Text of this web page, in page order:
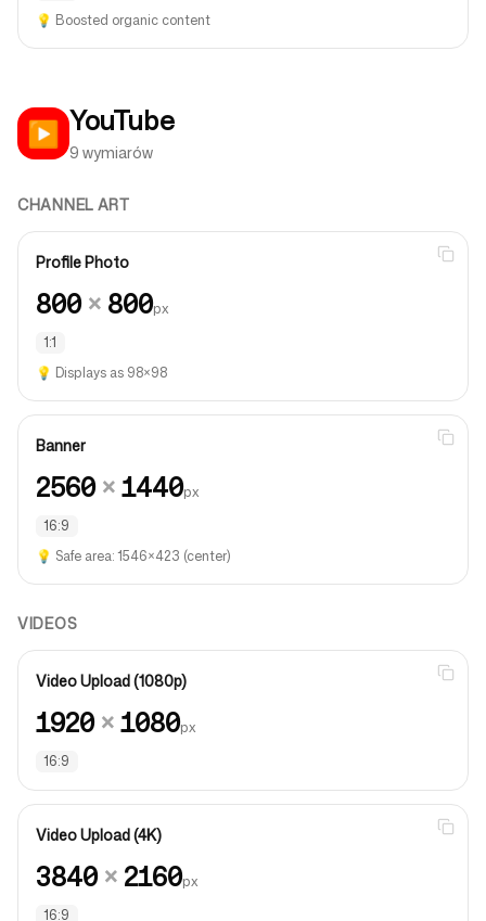
💡 Boosted organic content
▶️ YouTube
9 wymiarów
CHANNEL ART
Profile Photo
800× 800px
1:1
💡 Displays as 98×98
Banner
2560×1440px
16:9
💡 Safe area: 1546×423 (center)
VIDEOS
Video Upload (1080p)
1920×1080px
16:9
Video Upload (4K)
3840× 2160px
16:9